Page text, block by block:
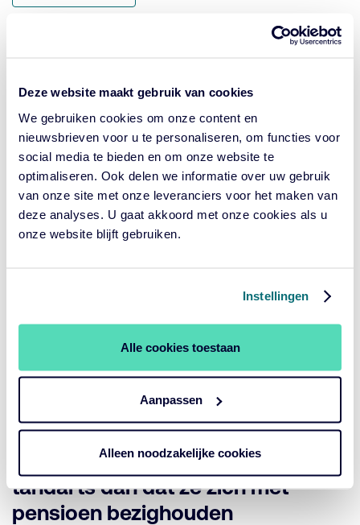
Deze website maakt gebruik van cookies
We gebruiken cookies om onze content en
nieuwsbrieven voor u te personaliseren, om functies voor
social media te bieden en om onze website te
optimaliseren. Ook delen we informatie over uw gebruik
van onze site met onze leveranciers voor het maken van
deze analyses. U gaat akkoord met onze cookies als u
onze website blijft gebruiken.
Instellingen
Alle cookies toestaan
Aanpassen
Alleen noodzakelijke cookies
en politici zijn er dol op, vanwege de vermeende voorspellende
waarde die er aan wordt toegekend. Maar dat is een grote
valkuil.
Niemand schuift onvoorbereid
aan, dat is positieve groepsdruk
Kijk vooral ook naar wat er wél goed gaat bij de
besluitvorming in de bestuurskamer van het pensioenfonds.
en Evalinde Eeelens in gesprek over de praktijk van het
Mensen gaan liever naar de
tandarts dan dat ze zich met
pensioen bezighouden